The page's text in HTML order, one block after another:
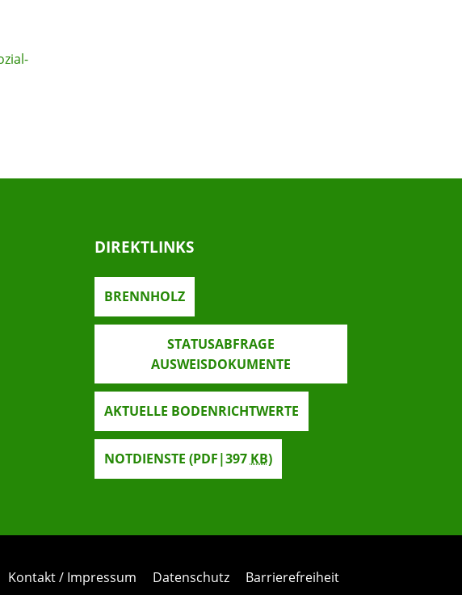
DIREKTLINKS
BRENNHOLZ
STATUSABFRAGE
AUSWEISDOKUMENTE
AKTUELLE BODENRICHTWERTE
NOTDIENSTE (PDF|397KB)
Kontakt / Impressum Datenschutz Barrierefreiheit